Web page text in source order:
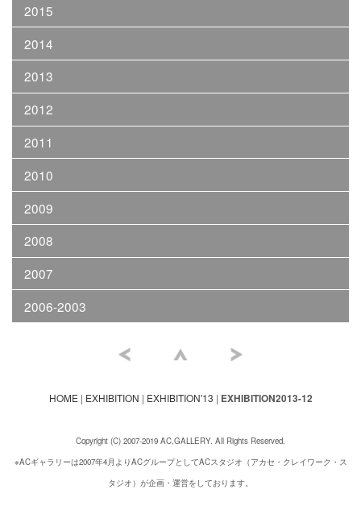
2015
2014
2013
2012
2011
2010
2009
2008
2007
2006-2003
HOME | EXHIBITION | EXHIBITION'13 | EXHIBITION2013-12
Copyright (C) 2007-2019 AC,GALLERY. All Rights Reserved.
※ACギャラリーは2007年4月よりACグループとしてACスタジオ（アカセ・クレイワーク・ス
タジオ）が企画・運営をしております。